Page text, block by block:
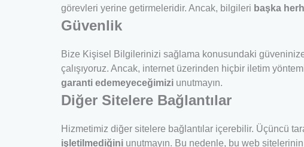
görevleri yerine getirmeleridir. Ancak, bilgileri başka
Güvenlik
Bize Kişisel Bilgilerinizi sağlama konusundaki
çalışıyoruz. Ancak, internet üzerinden hiçbir iletim
garanti edemeyeceğimizi unutmayın.
Diğer Sitelere Bağlantılar
Hizmetimiz diğer sitelere bağlantılar içerebilir. Üçüncü
işletilmediğini unutmayın. Bu nedenle, bu web